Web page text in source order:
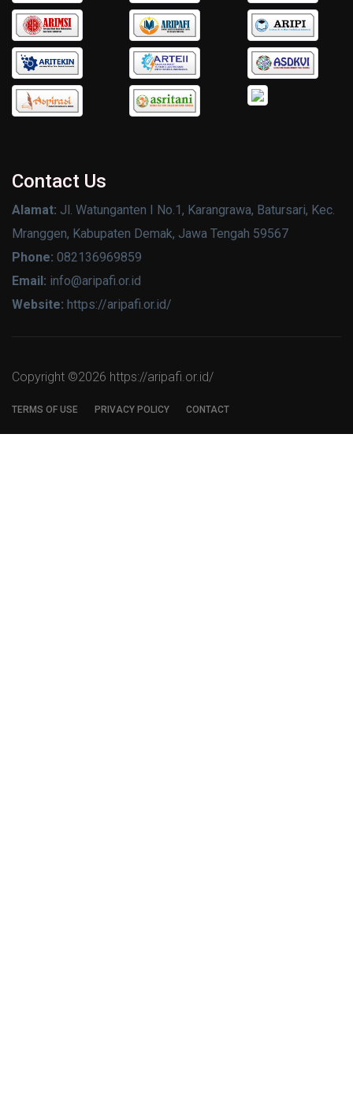
Contact Us
Alamat: Jl. Watunganten I No.1, Karangrawa, Batursari, Kec.
Mranggen, Kabupaten Demak, Jawa Tengah 59567
Phone: 082136969859
Email: info@aripafi.or.id
Website: https://aripafi.or.id/
Copyright ©2026 https://aripafi.or.id/
TERMS OF USE PRIVACY POLICY CONTACT